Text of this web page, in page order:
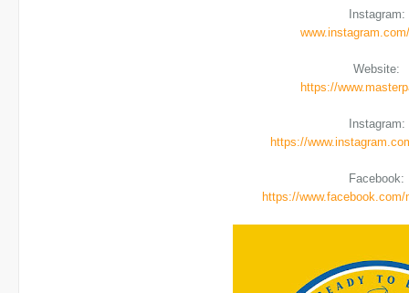
Instagram:
Website:
https://
Instagram:
https://
Facebook:
https://